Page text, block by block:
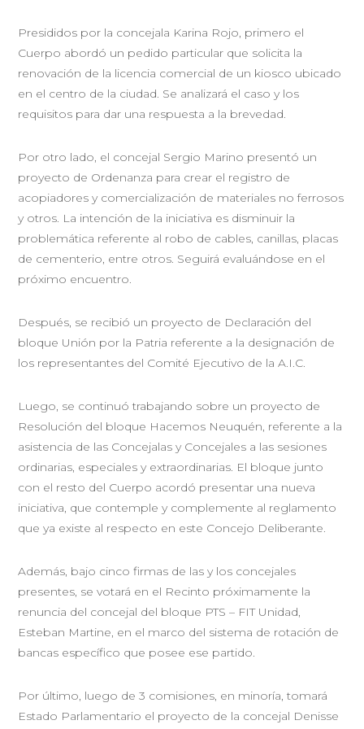
Presididos por la concejala Karina Rojo, primero el
Cuerpo abordó un pedido particular que solicita la
renovación de la licencia comercial de un kiosco ubicado
en el centro de la ciudad. Se analizará el caso y los
requisitos para dar una respuesta a la brevedad.
Por otro lado, el concejal Sergio Marino presentó un
proyecto de Ordenanza para crear el registro de
acopiadores y comercialización de materiales no ferrosos
y otros. La intención de la iniciativa es disminuir la
problemática referente al robo de cables, canillas, placas
de cementerio, entre otros. Seguirá evaluándose en el
próximo encuentro.
Después, se recibió un proyecto de Declaración del
bloque Unión por la Patria referente a la designación de
los representantes del Comité Ejecutivo de la A.I.C.
Luego, se continuó trabajando sobre un proyecto de
Resolución del bloque Hacemos Neuquén, referente a la
asistencia de las Concejalas y Concejales a las sesiones
ordinarias, especiales y extraordinarias. El bloque junto
con el resto del Cuerpo acordó presentar una nueva
iniciativa, que contemple y complemente al reglamento
que ya existe al respecto en este Concejo Deliberante.
Además, bajo cinco firmas de las y los concejales
presentes, se votará en el Recinto próximamente la
renuncia del concejal del bloque PTS – FIT Unidad,
Esteban Martine, en el marco del sistema de rotación de
bancas específico que posee ese partido.
Por último, luego de 3 comisiones, en minoría, tomará
Estado Parlamentario el proyecto de la concejal Denisse